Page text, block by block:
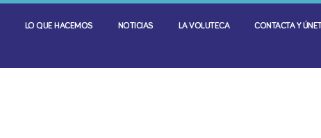
LO QUE HACEMOS NOTICIAS LA VOLUTECA CONTACTA Y